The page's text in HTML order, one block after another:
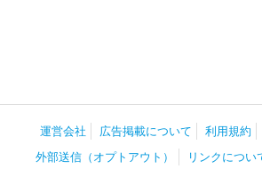
運営会社 広告掲載について 利用規約
外部送信（オプトアウト）
リンクについ